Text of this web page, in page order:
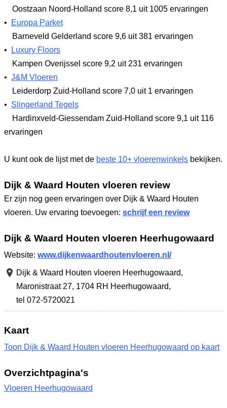
Oostzaan Noord-Holland score 8,1 uit 1005 ervaringen
•
Europa Parket
Barneveld Gelderland score 9,6 uit 381 ervaringen
•
Luxury Floors
Kampen Overijssel score 9,2 uit 231 ervaringen
• J&M Vloeren
Leiderdorp Zuid-Holland score 7,0 uit 1 ervaringen
• Slingerland Tegels
Hardinxveld-Giessendam Zuid-Holland score 9,1 uit 116
ervaringen
U kunt ook de lijst met de beste 10+ vloerenwinkels bekijken.
Dijk & Waard Houten vloeren review
Er zijn nog geen ervaringen over Dijk & Waard Houten
vloeren. Uw ervaring toevoegen: schrijf een review
Dijk & Waard Houten vloeren Heerhugowaard
Website: www.dijkenwaardhoutenvloeren.nl/
Dijk & Waard Houten vloeren Heerhugowaard,
Maronistraat 27, 1704 RH Heerhugowaard,
tel 072-5720021
Kaart
Toon Dijk & Waard Houten vloeren Heerhugowaard op kaart
Overzichtpagina's
Vloeren Heerhugowaard